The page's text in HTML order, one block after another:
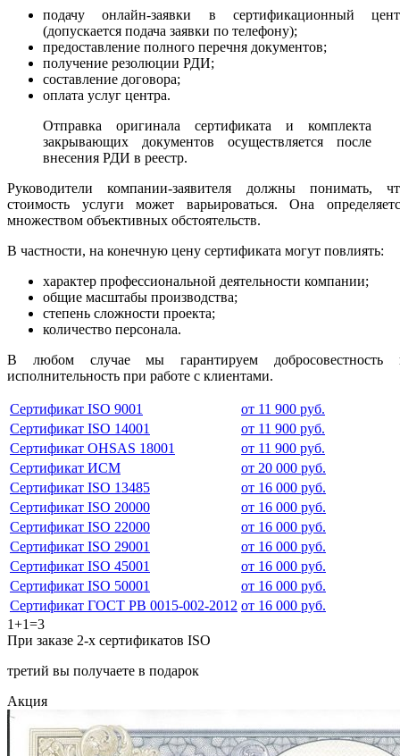
подачу онлайн-заявки в сертификационный
(допускается подача заявки по телефону);
предоставление полного перечня документов;
получение резолюции РДИ;
составление договора;
оплата услуг центра.
Отправка оригинала сертификата и комплекта
закрывающих документов осуществляется после
внесения РДИ в реестр.
Руководители компании-заявителя должны понимать,
стоимость услуги может варьироваться. Она
множеством объективных обстоятельств.
В частности, на конечную цену сертификата могут повлиять:
характер профессиональной деятельности компании;
общие масштабы производства;
степень сложности проекта;
количество персонала.
В любом случае мы гарантируем добросовестность
исполнительность при работе с клиентами.
Сертификат ISO 9001
от 11 900 руб.
Сертификат ISO 14001
от 11 900 руб.
Сертификат OHSAS 18001
от 11 900 руб.
Сертификат ИСМ
от 20 000 руб.
Сертификат ISO 13485
от 16 000 руб.
Сертификат ISO 20000
от 16 000 руб.
Сертификат ISO 22000
от 16 000 руб.
Сертификат ISO 29001
от 16 000 руб.
Сертификат ISO 45001
от 16 000 руб.
Сертификат ISO 50001
от 16 000 руб.
Сертификат ГОСТ РВ 0015-002-2012 от 16 000 руб.
1+1=3
При заказе 2-х сертификатов ISO
третий вы получаете в подарок
Акция